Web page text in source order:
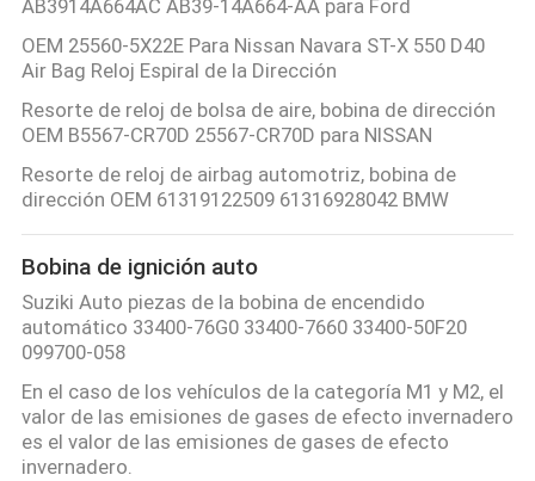
MAPA
DEL
SITIO
PRIVACY
POLICY
AB3914A664AC AB39-14A664-AA para Ford
OEM 25560-5X22E Para Nissan Navara ST-X 550 D40
Air Bag Reloj Espiral de la Dirección
Resorte de reloj de bolsa de aire, bobina de dirección
OEM B5567-CR70D 25567-CR70D para NISSAN
Resorte de reloj de airbag automotriz, bobina de
dirección OEM 61319122509 61316928042 BMW
Bobina de ignición auto
Suziki Auto piezas de la bobina de encendido
automático 33400-76G0 33400-7660 33400-50F20
099700-058
En el caso de los vehículos de la categoría M1 y M2, el
valor de las emisiones de gases de efecto invernadero
es el valor de las emisiones de gases de efecto
invernadero.